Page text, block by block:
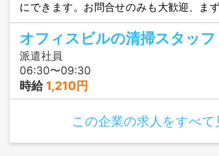
にできます。お問合せのみも大歓迎、ま
岡までお気軽にご連絡ください。
オフィスビルの清掃スタッフ
派遣社員
06:30〜09:30
時給 1,210円
この企業の求人をすべて